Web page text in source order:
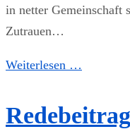
in netter Gemeinschaft
Zutrauen…
Weiterlesen …